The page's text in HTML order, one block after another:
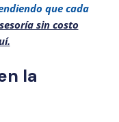
que cada
sin costo
la